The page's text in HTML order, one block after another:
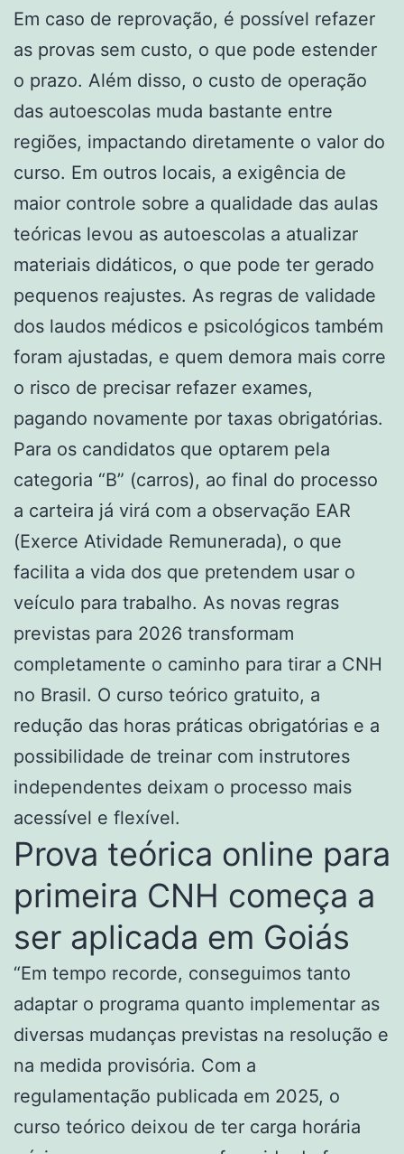
Em caso de reprovação, é possível refazer
as provas sem custo, o que pode estender
o prazo. Além disso, o custo de operação
das autoescolas muda bastante entre
regiões, impactando diretamente o valor do
curso. Em outros locais, a exigência de
maior controle sobre a qualidade das aulas
teóricas levou as autoescolas a atualizar
materiais didáticos, o que pode ter gerado
pequenos reajustes. As regras de validade
dos laudos médicos e psicológicos também
foram ajustadas, e quem demora mais corre
o risco de precisar refazer exames,
pagando novamente por taxas obrigatórias.
Para os candidatos que optarem pela
categoria “B” (carros), ao final do processo
a carteira já virá com a observação EAR
(Exerce Atividade Remunerada), o que
facilita a vida dos que pretendem usar o
veículo para trabalho. As novas regras
previstas para 2026 transformam
completamente o caminho para tirar a CNH
no Brasil. O curso teórico gratuito, a
redução das horas práticas obrigatórias e a
possibilidade de treinar com instrutores
independentes deixam o processo mais
acessível e flexível.
Prova teórica online para
primeira CNH começa a
ser aplicada em Goiás
“Em tempo recorde, conseguimos tanto
adaptar o programa quanto implementar as
diversas mudanças previstas na resolução e
na medida provisória. Com a
regulamentação publicada em 2025, o
curso teórico deixou de ter carga horária